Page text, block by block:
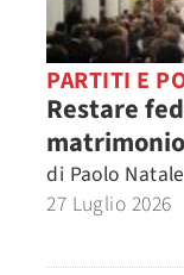
PARTITI E
Restare
di Paolo Natale
27 Luglio 2026